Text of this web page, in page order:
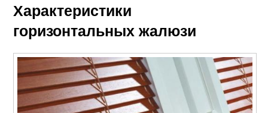
Характеристики
горизонтальных жалюзи